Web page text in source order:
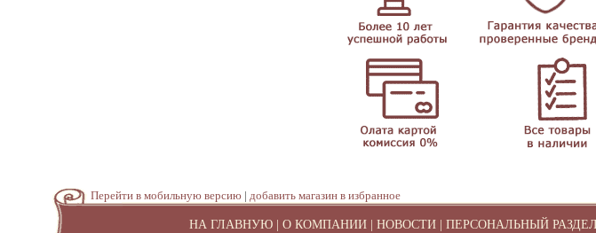
Перейти в мобильную версию | добавить магазин в избранное
НА ГЛАВНУЮ| О КОМПАНИИ| НОВОСТИ| ПЕРСОНАЛЬНЫЙ РАЗДЕЛ